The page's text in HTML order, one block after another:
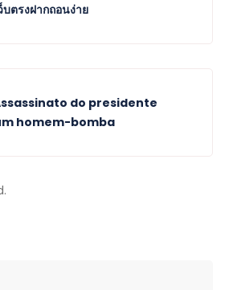
บตรงฝากถอนง่าย
do presidente
homem-bomba